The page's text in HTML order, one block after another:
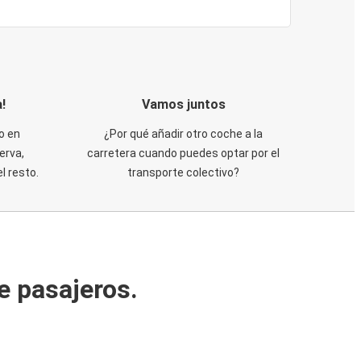
en
resto.
Vamos juntos
¿Por qué añadir otro coche a la
carretera cuando puedes optar por el
transporte colectivo?
pasajeros.